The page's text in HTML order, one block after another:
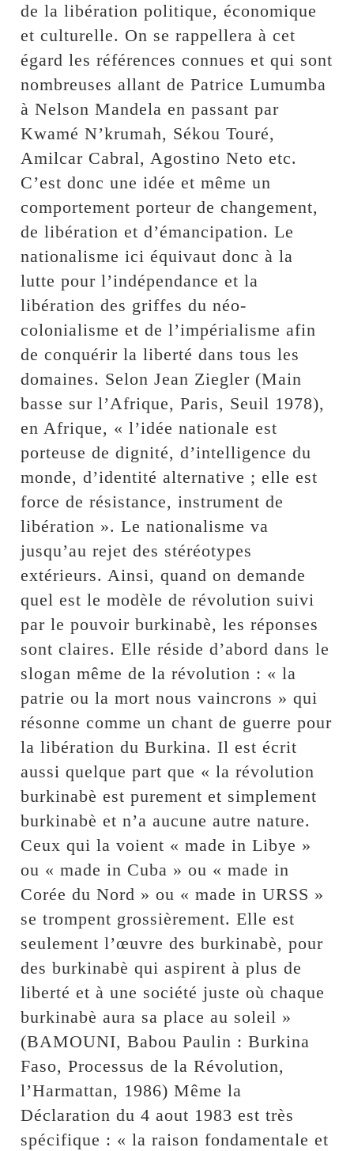
de la libération politique, économique
et culturelle. On se rappellera à cet
égard les références connues et qui sont
nombreuses allant de Patrice Lumumba
à Nelson Mandela en passant par
Kwamé N’krumah, Sékou Touré,
Amilcar Cabral, Agostino Neto etc.
C’est donc une idée et même un
comportement porteur de changement,
de libération et d’émancipation. Le
nationalisme ici équivaut donc à la
lutte pour l’indépendance et la
libération des griffes du néo-
colonialisme et de l’impérialisme afin
de conquérir la liberté dans tous les
domaines. Selon Jean Ziegler (Main
basse sur l’Afrique, Paris, Seuil 1978),
en Afrique, « l’idée nationale est
porteuse de dignité, d’intelligence du
monde, d’identité alternative ; elle est
force de résistance, instrument de
libération ». Le nationalisme va
jusqu’au rejet des stéréotypes
extérieurs. Ainsi, quand on demande
quel est le modèle de révolution suivi
par le pouvoir burkinabè, les réponses
sont claires. Elle réside d’abord dans le
slogan même de la révolution : « la
patrie ou la mort nous vaincrons » qui
résonne comme un chant de guerre pour
la libération du Burkina. Il est écrit
aussi quelque part que « la révolution
burkinabè est purement et simplement
burkinabè et n’a aucune autre nature.
Ceux qui la voient « made in Libye »
ou « made in Cuba » ou « made in
Corée du Nord » ou « made in URSS »
se trompent grossièrement. Elle est
seulement l’œuvre des burkinabè, pour
des burkinabè qui aspirent à plus de
liberté et à une société juste où chaque
burkinabè aura sa place au soleil »
(BAMOUNI, Babou Paulin : Burkina
Faso, Processus de la Révolution,
l’Harmattan, 1986) Même la
Déclaration du 4 aout 1983 est très
spécifique : « la raison fondamentale et